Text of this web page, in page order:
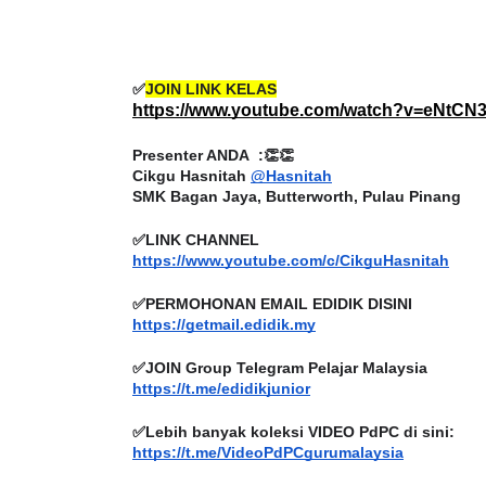
✅JOIN LINK KELAS
https://www.youtube.com/
Presenter ANDA  :👏👏
Cikgu Hasnitah @Hasnitah
SMK Bagan Jaya, Butterworth, Pulau Pinang
✅LINK CHANNEL
https://www.youtube.com/c/CikguHasnitah
✅PERMOHONAN EMAIL EDIDIK DISINI
https://getmail.edidik.my
✅JOIN Group Telegram Pelajar Malaysia
https://t.me/edidikjunior
✅Lebih banyak koleksi VIDEO PdPC di sini:
https://t.me/VideoPdPCgurumalaysia
[LIVE] PRINSIP PERAKAUNAN,
TUNTAS SOALAN 1 TRIAL
9 hari yang lalu
PENDIDIKAN